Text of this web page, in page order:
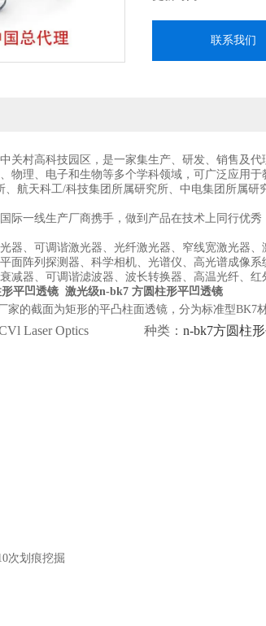
联系我们
关村高科技园区，是一家集生产、研发、销售及代
物理、电子和生物等多个学科领域，可广泛应用
航天科工/科技集团所属研究所、中电集团所属
际一线生产厂商携手，做到产品在技术上同行优
器、可调谐激光器、光纤激光器、窄线宽激光器
面阵列探测器、科学相机、光谱仪、高光谱成像
减器、可调谐滤波器、波长转换器、高温光纤、
平凹透镜 激光级n-bk7 方圆柱形平凹透镜
家的截面为矩形的平凸柱面透镜，分为标准型BK7
Laser Optics 种类： n-bk7方圆柱
次划痕挖掘